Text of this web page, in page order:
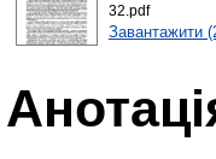
32.pdf
Завантажити